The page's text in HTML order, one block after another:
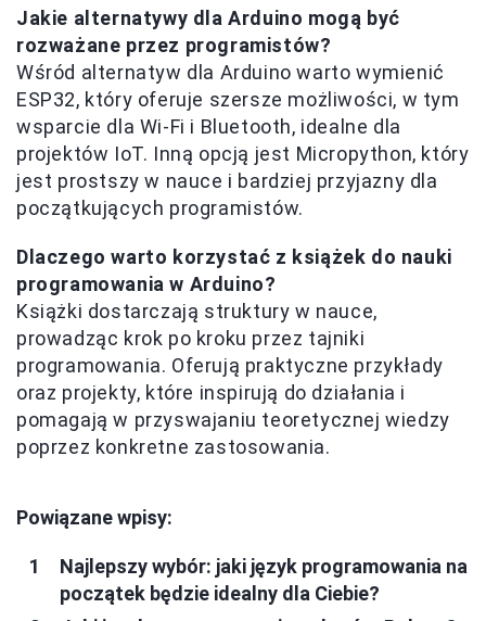
Jakie alternatywy dla Arduino mogą być
rozważane przez programistów?
Wśród alternatyw dla Arduino warto wymienić
ESP32, który oferuje szersze możliwości, w tym
wsparcie dla Wi-Fi i Bluetooth, idealne dla
projektów IoT. Inną opcją jest Micropython, który
jest prostszy w nauce i bardziej przyjazny dla
początkujących programistów.
Dlaczego warto korzystać z książek do nauki
programowania w Arduino?
Książki dostarczają struktury w nauce,
prowadząc krok po kroku przez tajniki
programowania. Oferują praktyczne przykłady
oraz projekty, które inspirują do działania i
pomagają w przyswajaniu teoretycznej wiedzy
poprzez konkretne zastosowania.
Powiązane wpisy:
Najlepszy wybór: jaki język programowania na
początek będzie idealny dla Ciebie?